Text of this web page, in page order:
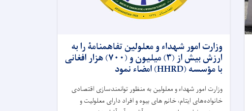
وزارت امور شهداء و معلولین تفاهمنامۀ را به
ارزش بیش از (۳) میلیون و (۷۰۰) هزار افغانی
با مؤسسه (HHRD) امضاء نمود
وزارت امور شهداء و معلولین به منظور توانمندسازی اقتصادی
خانواده‌های ایتام، خانم های بیوه و افراد دارای معلولیت و